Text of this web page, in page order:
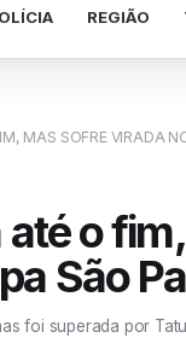
REGIÃO
MAS SOFRE VIRADA
o
São
foi superada por